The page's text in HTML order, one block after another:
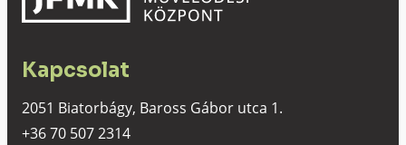
Kapcsolat
2051 Biatorbágy, Baross Gábor utca 1.
+36 70 507 2314